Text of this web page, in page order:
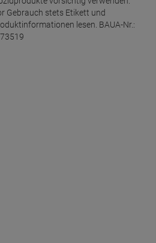
Gebrauch stets Etikett und
lesen. BAUA-Nr.: